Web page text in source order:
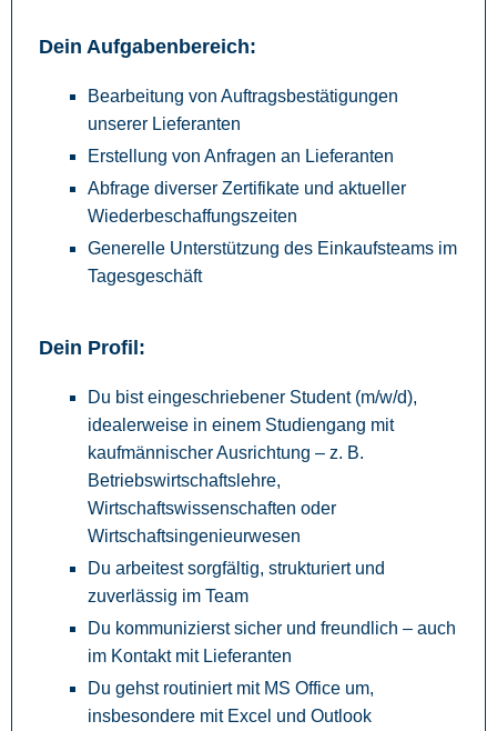
Dein Aufgabenbereich:
Bearbeitung von Auftragsbestätigungen
unserer Lieferanten
Erstellung von Anfragen an Lieferanten
Abfrage diverser Zertifikate und aktueller
Wiederbeschaffungszeiten
Generelle Unterstützung des Einkaufsteams im
Tagesgeschäft
Dein Profil:
Du bist eingeschriebener Student (m/w/d),
idealerweise in einem Studiengang mit
kaufmännischer Ausrichtung – z. B.
Betriebswirtschaftslehre,
Wirtschaftswissenschaften oder
Wirtschaftsingenieurwesen
Du arbeitest sorgfältig, strukturiert und
zuverlässig im Team
Du kommunizierst sicher und freundlich – auch
im Kontakt mit Lieferanten
Du gehst routiniert mit MS Office um,
insbesondere mit Excel und Outlook